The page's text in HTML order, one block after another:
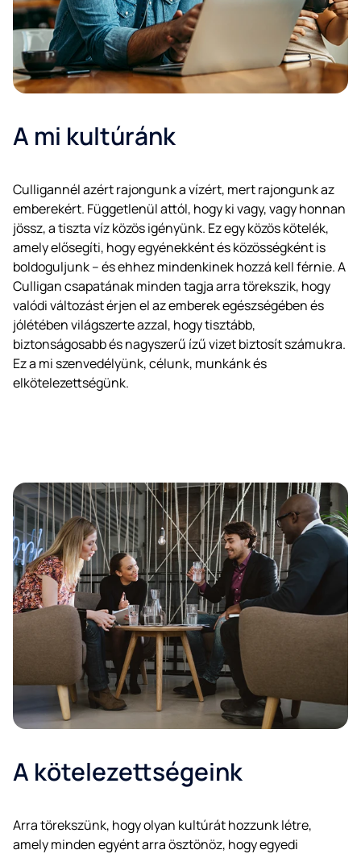
A mi kultúránk
Culligannél azért rajongunk a vízért, mert rajongunk az
emberekért. Függetlenül attól, hogy ki vagy, vagy honnan
jössz, a tiszta víz közös igényünk. Ez egy közös kötelék,
amely elősegíti, hogy egyénekként és közösségként is
boldoguljunk – és ehhez mindenkinek hozzá kell férnie. A
Culligan csapatának minden tagja arra törekszik, hogy
valódi változást érjen el az emberek egészségében és
jólétében világszerte azzal, hogy tisztább,
biztonságosabb és nagyszerű ízű vizet biztosít számukra.
Ez a mi szenvedélyünk, célunk, munkánk és
elkötelezettségünk.
A kötelezettségeink
Arra törekszünk, hogy olyan kultúrát hozzunk létre,
amely minden egyént arra ösztönöz, hogy egyedi